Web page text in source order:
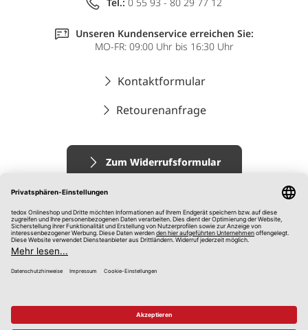
Tel.: 0 55 93 - 80 29 77 12
Unseren Kundenservice erreichen Sie:
MO-FR: 09:00 Uhr bis 16:30 Uhr
Kontaktformular
Retourenanfrage
Zum Widerrufsformular
Impressum
AGB
Datenschutz
Hinweisgebersystem